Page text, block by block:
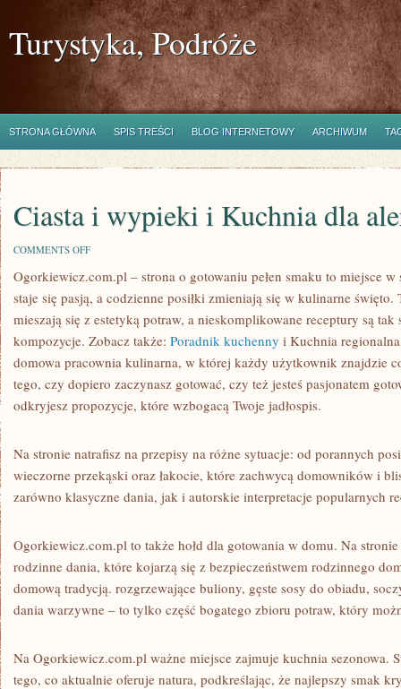
Turystyka, Podróże
STRONA GŁÓWNA SPIS TREŚCI BLOG INTERNETOWY ARCHIWUM
Ciasta i wypieki i Kuchnia dla
COMMENTS OFFON
I
I
KUCHNIA
ALERGIKÓW
Ogorkiewicz.com.pl – strona o gotowaniu pełen smaku to miejsce
staje się pasją, a codzienne posiłki zmieniają się w kulinarne
mieszają się z estetyką potraw, a nieskomplikowane receptury są
kompozycje. Zobacz także: Poradnik kuchenny i Kuchnia
domowa pracownia kulinarna, w której każdy użytkownik znajdzie
tego, czy dopiero zaczynasz gotować, czy też jesteś pasjonatem
odkryjesz propozycje, które wzbogacą Twoje jadłospis.
Na stronie natrafisz na przepisy na różne sytuacje: od porannych
wieczorne przekąski oraz łakocie, które zachwycą domowników i
zarówno klasyczne dania, jak i autorskie interpretacje popularnych
Ogorkiewicz.com.pl to także hołd dla gotowania w domu. Na
rodzinne dania, które kojarzą się z bezpieczeństwem rodzinnego
domową tradycją. rozgrzewające buliony, gęste sosy do obiadu,
dania warzywne – to tylko część bogatego zbioru potraw, który
Na Ogorkiewicz.com.pl ważne miejsce zajmuje kuchnia sezonowa.
tego, co aktualnie oferuje natura, podkreślając, że najlepszy smak